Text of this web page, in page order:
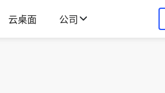
云桌面 公司